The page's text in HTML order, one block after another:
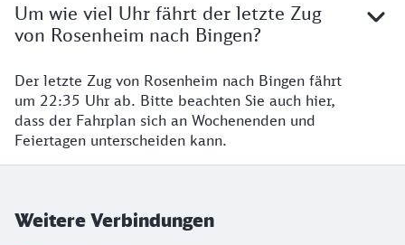
Um wie viel Uhr fährt der letzte Zug
von Rosenheim nach Bingen?
Der letzte Zug von Rosenheim nach Bingen fährt
um 22:35 Uhr ab. Bitte beachten Sie auch hier,
dass der Fahrplan sich an Wochenenden und
Feiertagen unterscheiden kann.
Weitere Verbindungen